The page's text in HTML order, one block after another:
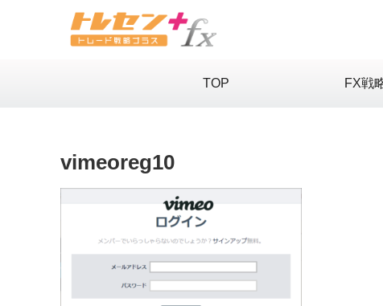
TOP FX戦
vimeoreg10